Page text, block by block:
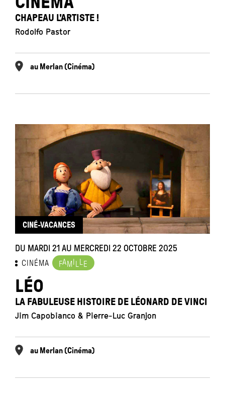
CHAPEAU L'ARTISTE !
Rodolfo Pastor
au Merlan (Cinéma)
CINÉ-VACANCES
DU MARDI 21 AU MERCREDI 22 OCTOBRE 2025
CINÉMA FAM LE
LÉO
LA FABULEUSE HISTOIRE DE LÉONARD DE VINCI
Jim Capobianco & Pierre-Luc Granjon
au Merlan (Cinéma)